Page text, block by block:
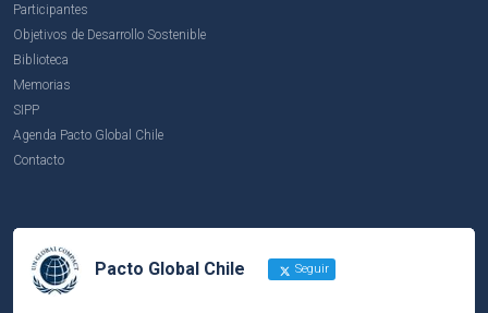
Participantes
Objetivos de Desarrollo Sostenible
Biblioteca
Memorias
SIPP
Agenda Pacto Global Chile
Contacto
Pacto Global Chile Seguir